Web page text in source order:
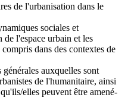
de l'urbanisation dans le
sociales et
l'espace urbain et les
dans des contextes de
auxquelles sont
de l'humanitaire, ainsi
elles peuvent être amené-